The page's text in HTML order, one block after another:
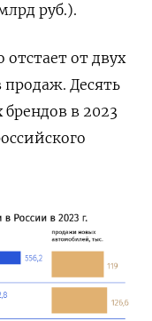
руб.).
от двух
Десять
в 2023